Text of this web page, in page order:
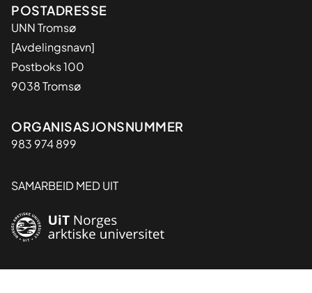
Adresse
POSTADRESSE
UNN Tromsø
[Avdelingsnavn]
Postboks 100
9038 Tromsø
Organisasjon
ORGANISASJONSNUMMER
983 974 899
SAMARBEID MED UIT